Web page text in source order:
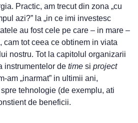
Practic, am trecut din zona „cu
azi?” la „in ce imi investesc
au fost cele pe care – in mare –
cam tot ceea ce obtinem in viata
nostru. Tot la capitolul organizarii
instrumentelor de time si project
am „inarmat” in ultimii ani,
tehnologie (de exemplu, ati
de beneficii.